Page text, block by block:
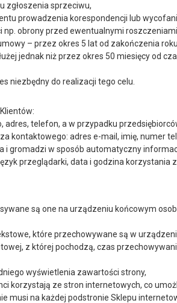
zgłoszenia sprzeciwu,
prowadzenia korespondencji lub
obrony przed ewentualnymi roszczeniami.
– przez okres 5 lat od zakończenia
jednak niż przez okres 50 miesięcy od
niezbędny do realizacji tego celu.
telefon, a w przypadku
kontaktowego: adres e-mail, imię, numer
w sposób automatyczny
przeglądarki, data i godzina korzystania
są one na urządzeniu końcowym
które przechowywane są w
z której pochodzą, czas
wyświetlenia zawartości strony,
korzystają ze stron internetowych, co
musi na każdej podstronie Sklepu